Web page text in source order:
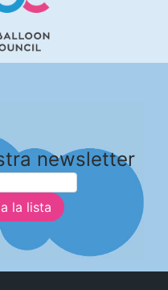
newsletter
la lista